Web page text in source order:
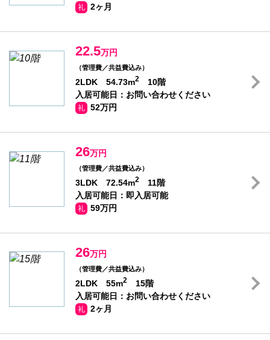
礼 2ヶ月
22.5万円
（管理費／共益費込み）
2LDK 54.73m2
10階
入居可能日：お問い合わせください
礼 52万円
26万円
（管理費／共益費込み）
3LDK 72.54m2
11階
入居可能日：即入居可能
礼 59万円
26万円
（管理費／共益費込み）
2LDK 55m2
15階
入居可能日：お問い合わせください
礼 2ヶ月